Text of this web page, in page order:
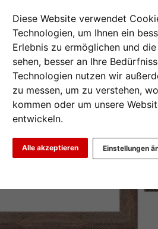
Diese Website verwendet
Technologien, um Ihnen ein
Erlebnis zu ermöglichen und
sehen, besser an Ihre
Technologien nutzen wir
zu messen, um zu verstehen,
kommen oder um unsere
entwickeln.
Alle akzeptieren Einstellungen